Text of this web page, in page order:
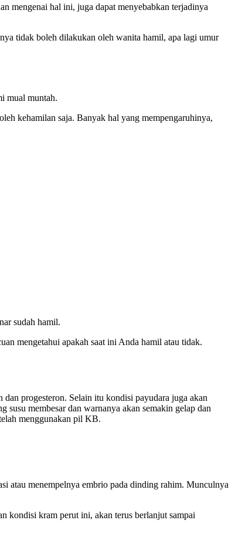
mengenai hal ini, juga dapat menyebabkan terjadinya
tidak boleh dilakukan oleh wanita hamil, apa lagi umur
mual muntah.
kehamilan saja. Banyak hal yang mempengaruhinya,
sudah hamil.
mengetahui apakah saat ini Anda hamil atau tidak.
progesteron. Selain itu kondisi payudara juga akan
membesar dan warnanya akan semakin gelap dan
menggunakan pil KB.
atau menempelnya embrio pada dinding rahim. Munculnya
kondisi kram perut ini, akan terus berlanjut sampai